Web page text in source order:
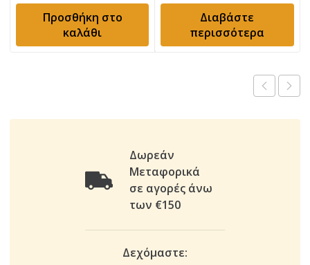
Προσθήκη στο
καλάθι
Διαβάστε
περισσότερα
Δωρεάν
Μεταφορικά
σε αγορές άνω
των €150
Δεχόμαστε: